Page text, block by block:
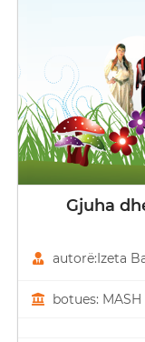
Gjuha
autorë:Izeta
botues: MASH